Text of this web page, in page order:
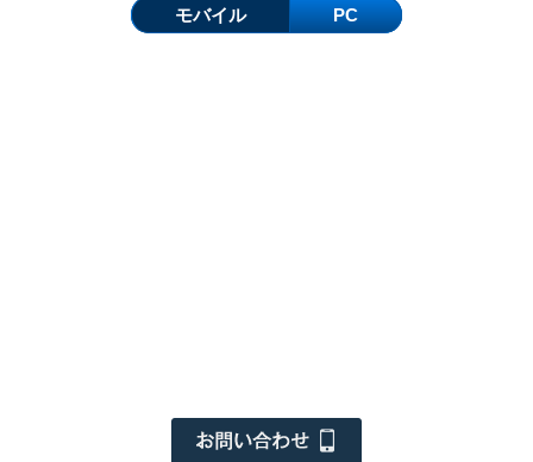
モバイル PC